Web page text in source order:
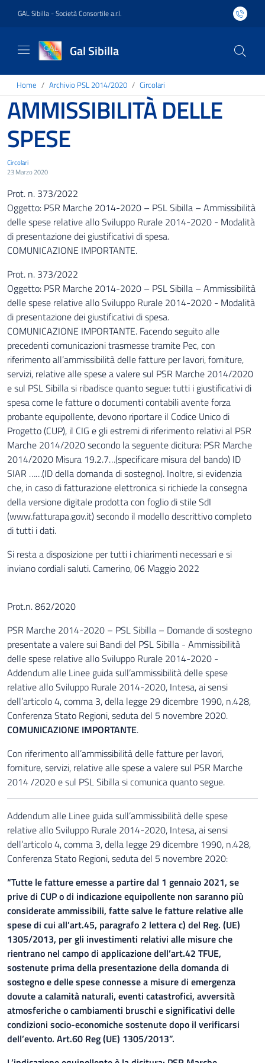
GAL Sibilla - Società Consortile a.r.l.
Gal Sibilla
Home Archivio PSL 2014/2020 Circolari
AMMISSIBILITÀ DELLE
SPESE
Circolari
23 Marzo 2020
Prot. n. 373/2022
Oggetto: PSR Marche 2014-2020 – PSL Sibilla – Ammissibilità
delle spese relative allo Sviluppo Rurale 2014-2020 - Modalità
di presentazione dei giustificativi di spesa.
COMUNICAZIONE IMPORTANTE.
Prot. n. 373/2022
Oggetto: PSR Marche 2014-2020 – PSL Sibilla – Ammissibilità
delle spese relative allo Sviluppo Rurale 2014-2020 - Modalità
di presentazione dei giustificativi di spesa.
COMUNICAZIONE IMPORTANTE. Facendo seguito alle
precedenti comunicazioni trasmesse tramite Pec, con
riferimento all’ammissibilità delle fatture per lavori, forniture,
servizi, relative alle spese a valere sul PSR Marche 2014/2020
e sul PSL Sibilla si ribadisce quanto segue: tutti i giustificativi di
spesa come le fatture o documenti contabili avente forza
probante equipollente, devono riportare il Codice Unico di
Progetto (CUP), il CIG e gli estremi di riferimento relativi al PSR
Marche 2014/2020 secondo la seguente dicitura: PSR Marche
2014/2020 Misura 19.2.7…(specificare misura del bando) ID
SIAR ……(ID della domanda di sostegno). Inoltre, si evidenzia
che, in caso di fatturazione elettronica si richiede la consegna
della versione digitale prodotta con foglio di stile SdI
(www.fatturapa.gov.it) secondo il modello descrittivo completo
di tutti i dati.
Si resta a disposizione per tutti i chiarimenti necessari e si
inviano cordiali saluti. Camerino, 06 Maggio 2022
Prot.n. 862/2020
PSR Marche 2014-2020 – PSL Sibilla – Domande di sostegno
presentate a valere sui Bandi del PSL Sibilla - Ammissibilità
delle spese relative allo Sviluppo Rurale 2014-2020 -
Addendum alle Linee guida sull’ammissibilità delle spese
relative allo Sviluppo Rurale 2014-2020, Intesa, ai sensi
dell’articolo 4, comma 3, della legge 29 dicembre 1990, n.428,
Conferenza Stato Regioni, seduta del 5 novembre 2020.
COMUNICAZIONE IMPORTANTE.
Con riferimento all’ammissibilità delle fatture per lavori,
forniture, servizi, relative alle spese a valere sul PSR Marche
2014 /2020 e sul PSL Sibilla si comunica quanto segue.
Addendum alle Linee guida sull’ammissibilità delle spese
relative allo Sviluppo Rurale 2014-2020, Intesa, ai sensi
dell’articolo 4, comma 3, della legge 29 dicembre 1990, n.428,
Conferenza Stato Regioni, seduta del 5 novembre 2020:
“Tutte le fatture emesse a partire dal 1 gennaio 2021, se
prive di CUP o di indicazione equipollente non saranno più
considerate ammissibili, fatte salve le fatture relative alle
spese di cui all’art.45, paragrafo 2 lettera c) del Reg. (UE)
1305/2013, per gli investimenti relativi alle misure che
rientrano nel campo di applicazione dell’art.42 TFUE,
sostenute prima della presentazione della domanda di
sostegno e delle spese connesse a misure di emergenza
dovute a calamità naturali, eventi catastrofici, avversità
atmosferiche o cambiamenti bruschi e significativi delle
condizioni socio-economiche sostenute dopo il verificarsi
dell’evento. Art.60 Reg (UE) 1305/2013”.